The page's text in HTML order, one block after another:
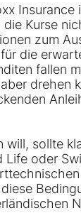
Insurance
Kurse
zum
die
fallen
drehen
will, sollte
Life oder